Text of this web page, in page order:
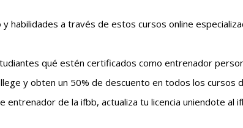
habilidades a través de estos cursos online
qué estén certificados como entrenador
y obten un 50% de descuento en todos los cursos
entrenador de la ifbb, actualiza tu licencia uniendote al